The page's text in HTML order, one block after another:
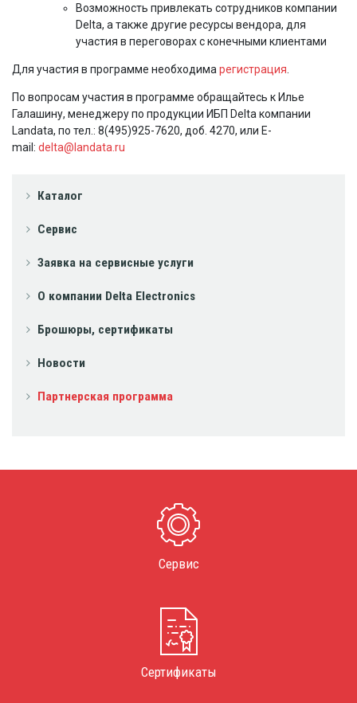
Каталог
Сервис
Заявка на сервисные услуги
О компании Delta Electronics
Брошюры, сертификаты
Новости
Партнерская программа
Возможность привлекать сотрудников компании
Delta, а также другие ресурсы вендора, для
участия в переговорах с конечными клиентами
Для участия в программе необходима регистрация
По вопросам участия в программе обращайтесь к Илье
Галашину, менеджеру по продукции ИБП Delta компании
Landata, по тел.: 8(495)925-7620, доб. 4270, или E-
mail: delta@landata.ru
Сервис
Сертификаты